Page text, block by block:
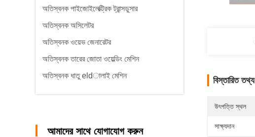
অতিস্বনক পাইজোইলেক্ট্রিক ট্রান্সডুসার
অতিস্বনক অসিলেটর
অতিস্বনক ওয়েভ জেনারেটর
অতিস্বনক তারের জোতা ওয়েল্ডিং মেশিন
অতিস্বনক ধাতু eldালাই মেশিন
আমাদের সাথে যোগাযোগ করুন
বিস্তারিত তথ্য
উৎপত্তি স্থল
সাক্ষ্যদান